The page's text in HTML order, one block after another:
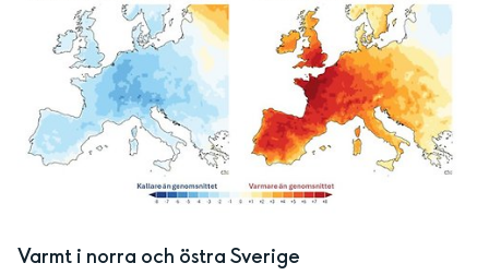
Varmt i norra och östra Sverige